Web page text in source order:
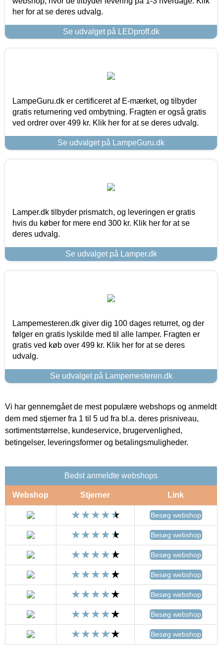
her for at se deres udvalg.
Se udvalget på LEDproff.dk
LampeGuru.dk er certificeret af E-mærket, og tilbyder
gratis returnering ved ombytning. Fragten er også gratis
ved ordrer over 499 kr. Klik her for at se deres udvalg.
Se udvalget på LampeGuru.dk
Lamper.dk tilbyder prismatch, og leveringen er gratis
hvis du køber for mere end 300 kr. Klik her for at se
deres udvalg.
Se udvalget på Lamper.dk
Lampemesteren.dk giver dig 100 dages returret, og der
følger en gratis lyskilde med til alle lamper. Fragten er
gratis ved køb over 499 kr. Klik her for at se deres
udvalg.
Se udvalget på Lampemesteren.dk
Vi har gennemgået de mest populære webshops og anmeldt
dem med stjerner fra 1 til 5 ud fra bl.a. deres prisniveau,
sortimentstørrelse, kundeservice, brugervenlighed,
betingelser, leveringsformer og betalingsmuligheder.
Bedst anmeldte webshops
Webshop Stjerner Link
Besøg webshop
Besøg webshop
Besøg webshop
Besøg webshop
Besøg webshop
Besøg webshop
Besøg webshop